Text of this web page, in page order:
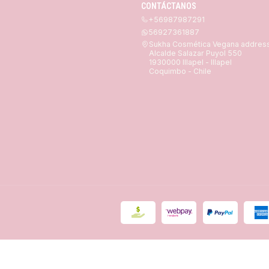
CONTÁCTANOS
+56987987291
56927361887
Sukha Cosmética Vegana
Alcalde Salazar Puyol 550
1930000 Illapel - Illapel
Coquimbo - Chile